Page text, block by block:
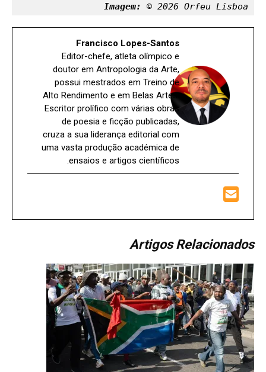
Imagem: © 2026 Orfeu Lisboa
Francisco Lopes-Santos
Editor-chefe, atleta olímpico e
doutor em Antropologia da Arte,
possui mestrados em Treino de
Alto Rendimento e em Belas Artes.
Escritor prolífico com várias obras
de poesia e ficção publicadas,
cruza a sua liderança editorial com
uma vasta produção académica de
ensaios e artigos científicos.
Artigos Relacionados